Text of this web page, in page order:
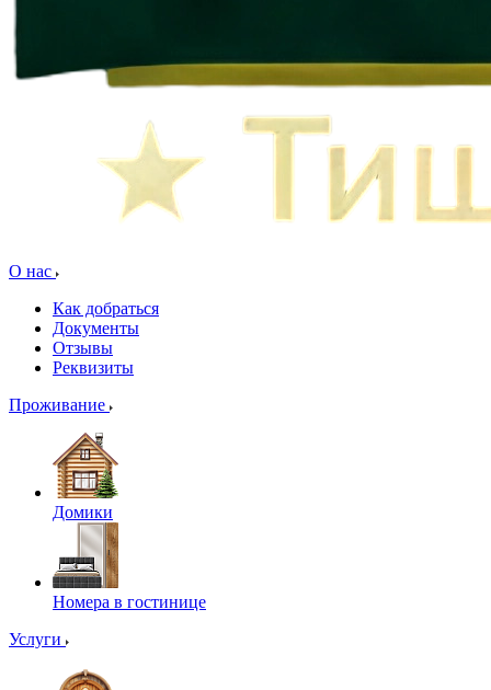
О нас
Как добраться
Документы
Отзывы
Реквизиты
Проживание
Домики
Номера в гостинице
Услуги